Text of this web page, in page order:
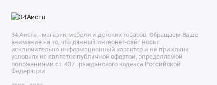
34 Аиста - магазин мебели и детских товаров. Обращаем Ваше
внимание на то, что данный интернет-сайт носит
исключительно информационный характер и ни при каких
условиях не является публичной офертой, определяемой
положениями ст. 437 Гражданского кодекса Российской
Федерации